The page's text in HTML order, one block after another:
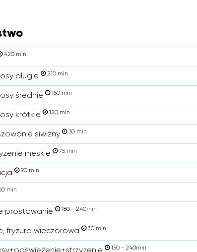
420 min
długie 210 min
średnie 150 min
krótkie 120 min
siwizny 30 min
meskie 75 min
90 min
min
prostowanie 180 - 240min
fryzura wieczorowa 70 min
150 - 240min